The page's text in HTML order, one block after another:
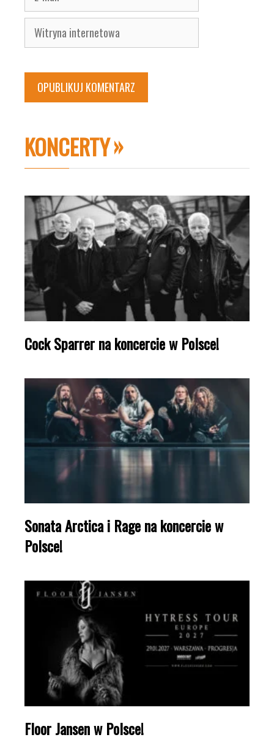
mail
Witryna
internetowa
KONCERTY
Cock Sparrer na koncercie w Polsce!
Sonata Arctica i Rage na koncercie w
Polsce!
Floor Jansen w Polsce!